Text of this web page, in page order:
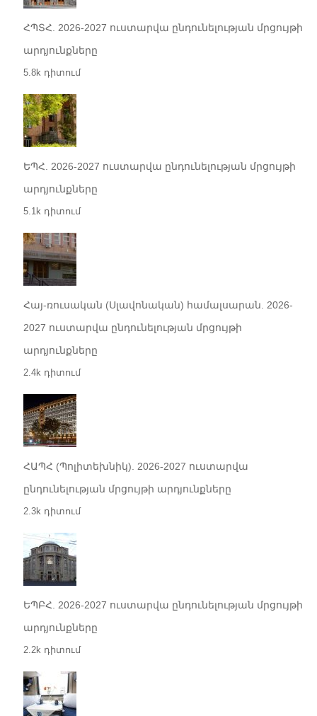
ՀՊՏՀ. 2026-2027 ուստարվա ընդունելության մրցույթի
արդյունքները
5.8k դիտում
ԵՊՀ. 2026-2027 ուստարվա ընդունելության մրցույթի
արդյունքները
5.1k դիտում
Հայ-ռուսական (Սլավոնական) համալսարան. 2026-
2027 ուստարվա ընդունելության մրցույթի
արդյունքները
2.4k դիտում
ՀԱՊՀ (Պոլիտեխնիկ). 2026-2027 ուստարվա
ընդունելության մրցույթի արդյունքները
2.3k դիտում
ԵՊԲՀ. 2026-2027 ուստարվա ընդունելության մրցույթի
արդյունքները
2.2k դիտում